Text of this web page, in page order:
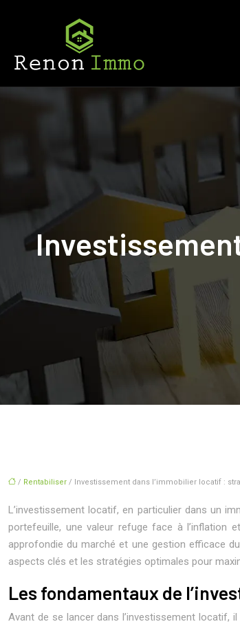
/ Rentabiliser / Investissement dans l’immobilier locatif :
L’investissement locatif, en particulier dans un
portefeuille, une valeur refuge face à l’inflation
approfondie du marché et une gestion efficace
aspects clés et les stratégies optimales pour
Les fondamentaux de
Avant de se lancer dans l’investissement locatif,